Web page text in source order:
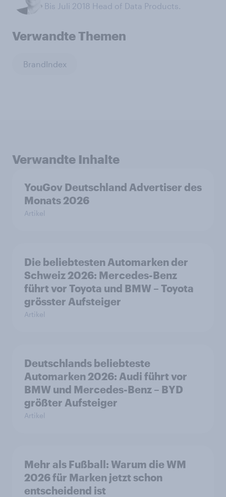
Bis Juli 2018 Head of Data Products.
Verwandte Themen
BrandIndex
Verwandte Inhalte
YouGov Deutschland Advertiser des
Monats 2026
Artikel
Die beliebtesten Automarken der
Schweiz 2026: Mercedes-Benz
führt vor Toyota und BMW – Toyota
grösster Aufsteiger
Artikel
Deutschlands beliebteste
Automarken 2026: Audi führt vor
BMW und Mercedes-Benz – BYD
größter Aufsteiger
Artikel
Mehr als Fußball: Warum die WM
2026 für Marken jetzt schon
entscheidend ist